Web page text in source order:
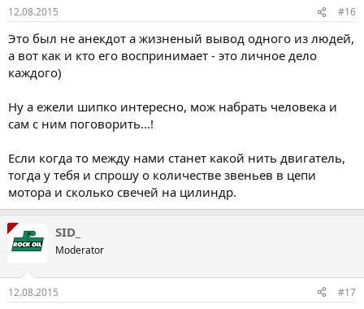
12.08.2015 #16
Это был не анекдот а жизненый вывод одного из людей,
а вот как и кто его воспринимает - это личное дело
каждого)
Ну а ежели шипко интересно, мож набрать человека и
сам с ним поговорить...!
Если когда то между нами станет какой нить двигатель,
тогда у тебя и спрошу о количестве звеньев в цепи
мотора и сколько свечей на цилиндр.
SID_
Moderator
12.08.2015 #17